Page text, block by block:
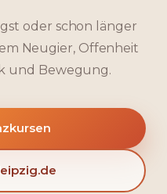
oder schon länger
Neugier, Offenheit
und Bewegung.